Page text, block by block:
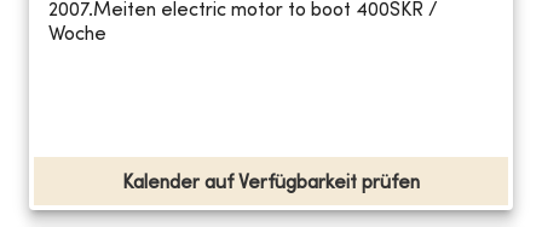
2007.Meiten electric motor to boot 400SKR /
Woche
Kalender auf Verfügbarkeit prüfen